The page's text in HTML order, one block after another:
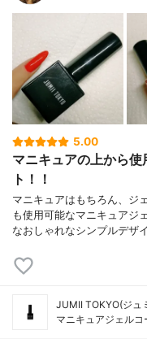
5.00
マニキュアの上から
ト！！
マニキュアはもちろん、ジ
も使用可能なマニキュアジ
なおしゃれなシンプルデザ
JUMII TOKYO(ジュ
マニキュアジェルコ